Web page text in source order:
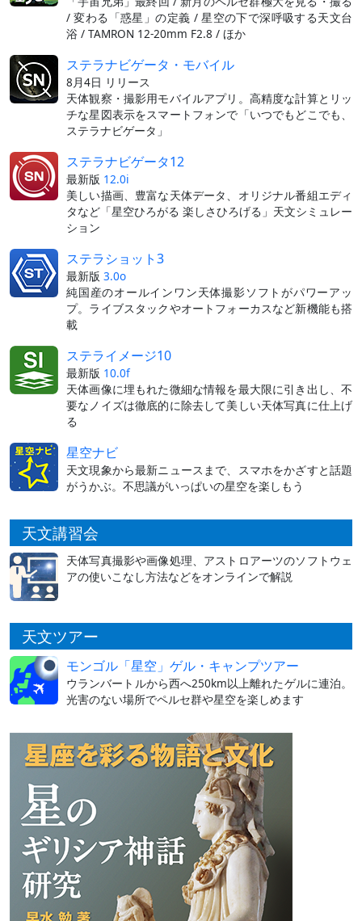
/ 変わる「惑星」の定義 / 星空の下で深呼吸する天文台
浴 / TAMRON 12-20mm F2.8 / ほか
ステラナビゲータ・モバイル
8月4日 リリース
天体観察・撮影用モバイルアプリ。高精度な計算とリッ
チな星図表示をスマートフォンで「いつでもどこでも、
ステラナビゲータ」
ステラナビゲータ12
最新版 12.0i
美しい描画、豊富な天体データ、オリジナル番組エディ
タなど「星空ひろがる 楽しさひろげる」天文シミュレー
ション
ステラショット3
最新版 3.0o
純国産のオールインワン天体撮影ソフトがパワーアッ
プ。ライブスタックやオートフォーカスなど新機能も搭
載
ステライメージ10
最新版 10.0f
天体画像に埋もれた微細な情報を最大限に引き出し、不
要なノイズは徹底的に除去して美しい天体写真に仕上げ
る
星空ナビ
天文現象から最新ニュースまで、スマホをかざすと話題
がうかぶ。不思議がいっぱいの星空を楽しもう
天文講習会
天体写真撮影や画像処理、アストロアーツのソフトウェ
アの使いこなし方法などをオンラインで解説
天文ツアー
モンゴル「星空」ゲル・キャンプツアー
ウランバートルから西へ250km以上離れたゲルに連泊。
光害のない場所でペルセ群や星空を楽しめます